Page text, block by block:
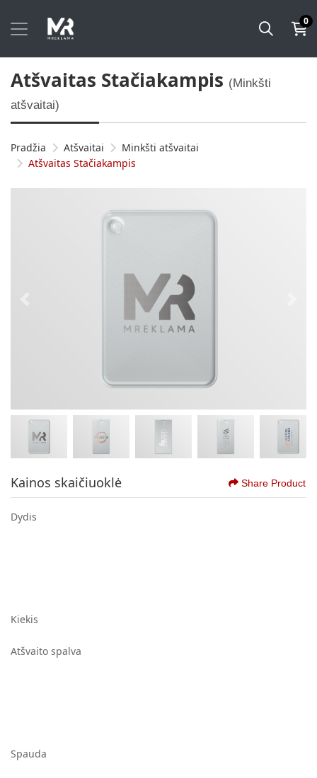
0
Atšvaitas Stačiakampis (Minkšti
atšvaitai)
Pradžia Atšvaitai
Minkšti atšvaitai
Atšvaitas Stačiakampis
Kainos skaičiuoklė Share Product
Dydis
Kiekis
Atšvaito spalva
Spauda